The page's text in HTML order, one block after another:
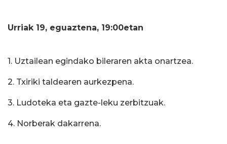
Urriak 19, eguaztena, 19:00etan
1. Uztailean egindako bileraren akta onartzea.
2. Txiriki taldearen aurkezpena.
3. Ludoteka eta gazte-leku zerbitzuak.
4. Norberak dakarrena.